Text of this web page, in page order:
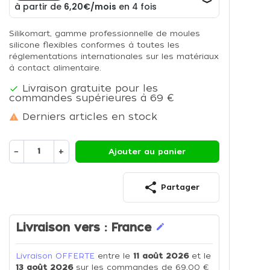
Silikomart, gamme professionnelle de moules
silicone flexibles conformes à toutes les
réglementations internationales sur les matériaux
à contact alimentaire.
 Livraison gratuite pour les
commandes supérieures à 69 €
 Derniers articles en stock
− + Ajouter au panier
share Partager
Livraison vers : France edit
Livraison OFFERTE entre le 11 août 2026et le
13 août 2026sur les commandes de 69,00 €